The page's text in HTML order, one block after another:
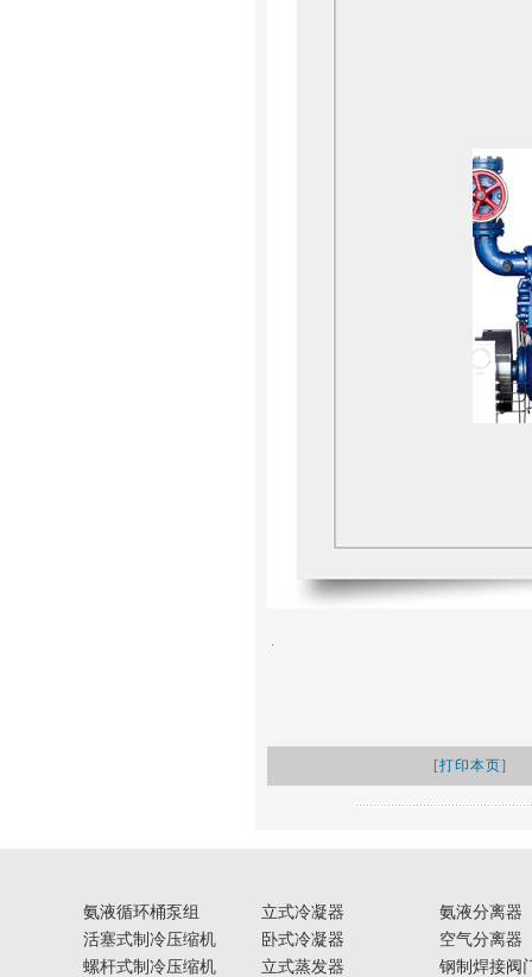
.
[打印本页]
氨液循环桶泵组
活塞式制冷压缩机
螺杆式制冷压缩机
立式冷凝器
卧式冷凝器
立式蒸发器
氨液分离器
空气分离器
钢制焊接阀